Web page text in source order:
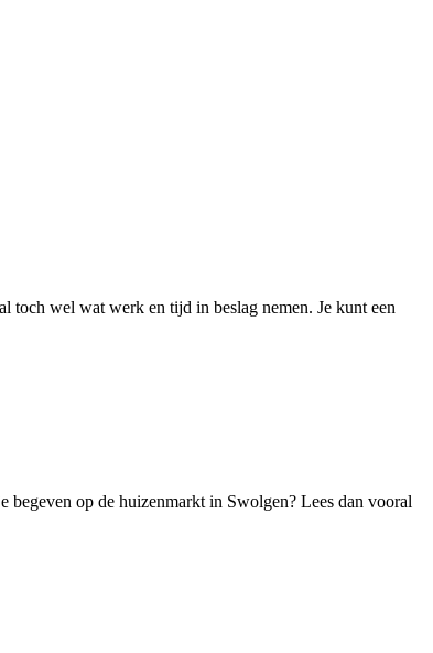
toch wel wat werk en tijd in beslag nemen. Je kunt een
op de huizenmarkt in Swolgen? Lees dan vooral